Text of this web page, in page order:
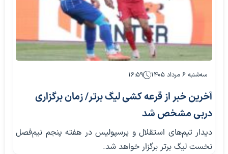
سه‌شنبه ۶ مرداد ۱۴۰۵ ۱۶:۵۹
آخرین خبر از قرعه کشی لیگ برتر/ زمان برگزاری
دربی مشخص شد
دیدار تیم‌های استقلال و پرسپولیس در هفته پنجم نیم‌فصل
نخست لیگ برتر برگزار خواهد شد.